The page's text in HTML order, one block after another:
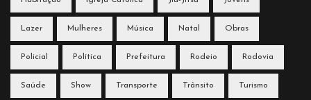
Lazer Mulheres Música Natal Obras
Policial Política Prefeitura Rodeio Rodovia
Saúde Show Transporte Trânsito Turismo